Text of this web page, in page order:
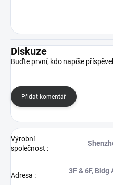
Diskuze
Buďte první, kdo napíše
Přidat komentář
Výrobní
společnost :
Adresa :
3F & 6F, Bldg